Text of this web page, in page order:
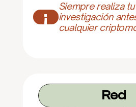
¡
Siempre realiza
investigación
cualquier
Red